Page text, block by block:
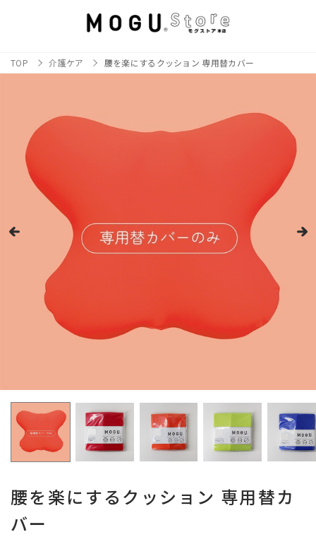
TOP 介護ケア 腰を楽にするクッション 専用替カバー
腰を楽にするクッション 専用替カ
バー